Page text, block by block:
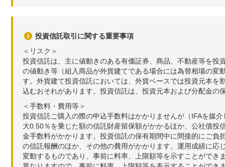
投資信託取引に関する重要事項
＜リスク＞
投資信託は、主に値動きのある有価証券、商品、不動産等を
の値動き等（組入商品が外貨建てである場合には為替相場の
す。外貨建て投資信託においては、外貨ベースでは投資元本
込むおそれがあります。投資信託は、投資元本および分配金の
＜手数料・費用等＞
投資信託ご購入の際の申込手数料はかかりませんが（IFAを媒
大0.50％を乗じた額の信託財産留保額がかかるほか、公社債
金手数料がかかります。投資信託の保有期間中に間接的にご
の信託報酬のほか、その他の費用がかかります。運用成績に
変動するものであり、事前に料率、上限額等を示すことがで